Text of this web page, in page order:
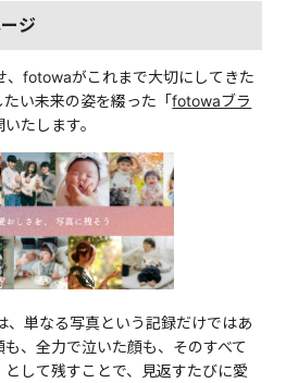
ジ
、fotowaがこれまで大切にしてきた
い未来の姿を綴った「fotowaブラ
たします。
単なる写真という記録だけではあ
、全力で泣いた顔も、そのすべて
して残すことで、見返すたびに愛